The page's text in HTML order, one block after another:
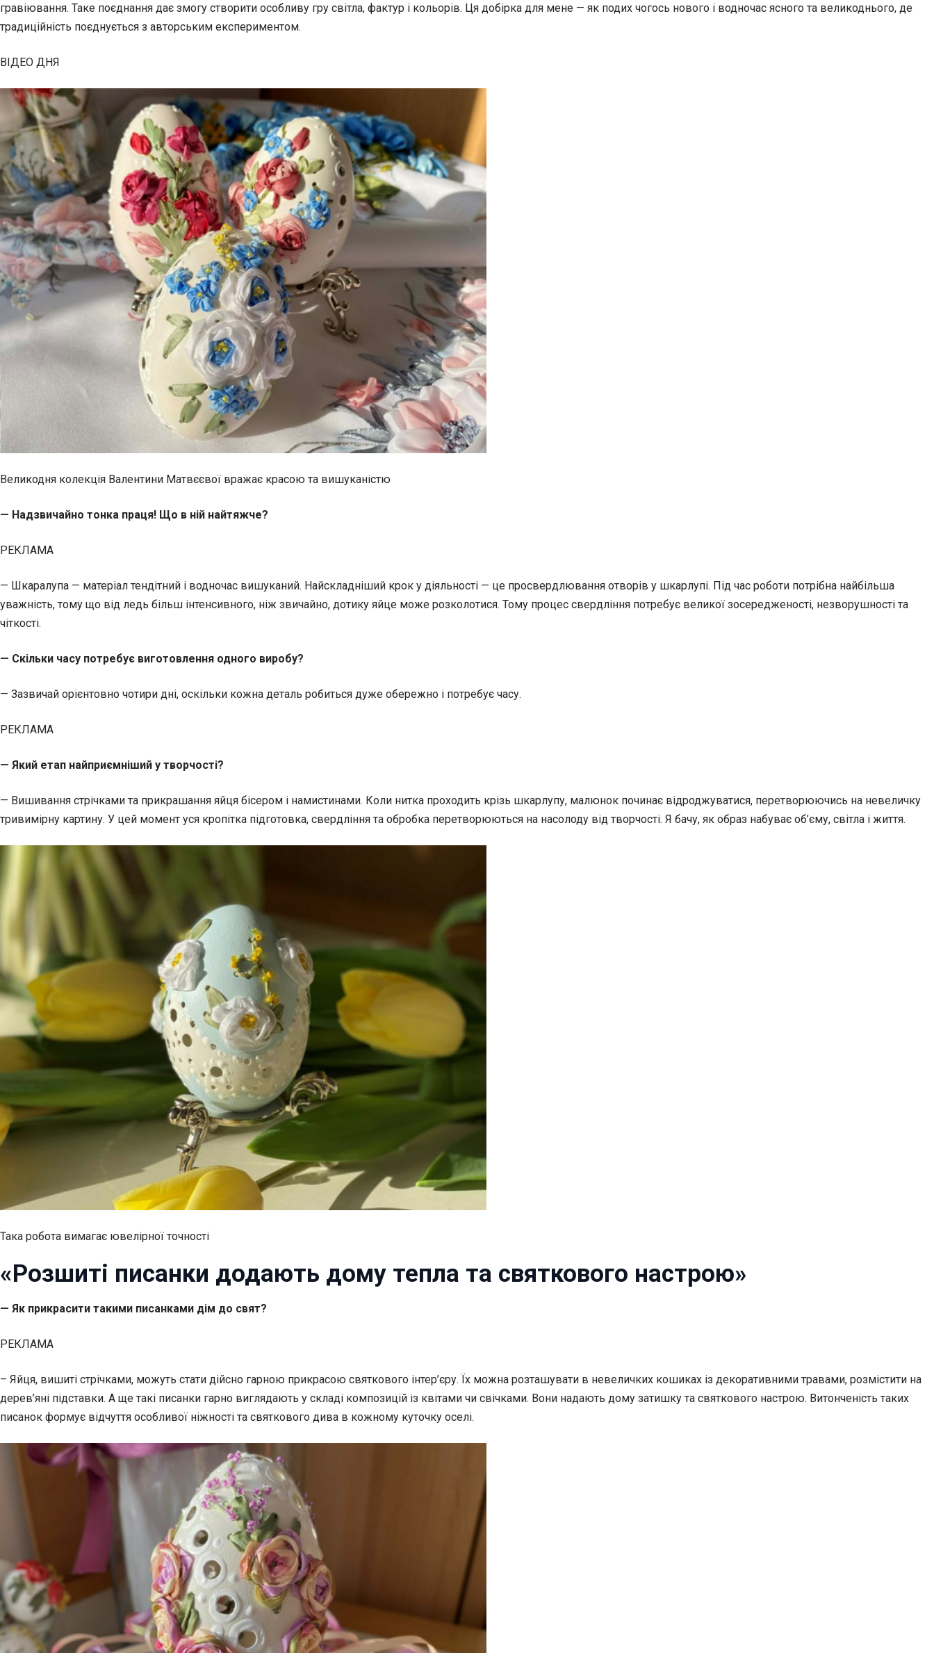
гравіювання. Таке поєднання дає змогу створити особливу гру світла, фактур і кольорів. Ця добірка для мене — як подих чогось нового і водночас ясного та великоднього, де
традиційність поєднується з авторським експериментом.
ВІДЕО ДНЯ
Великодня колекція Валентини Матвєєвої вражає красою та вишуканістю
— Надзвичайно тонка праця! Що в ній найтяжче?
РЕКЛАМА
— Шкаралупа — матеріал тендітний і водночас вишуканий. Найскладніший крок у діяльності — це просвердлювання отворів у шкарлупі. Під час роботи потрібна найбільша
уважність, тому що від ледь більш інтенсивного, ніж звичайно, дотику яйце може розколотися. Тому процес свердління потребує великої зосередженості, незворушності та
чіткості.
— Скільки часу потребує виготовлення одного виробу?
— Зазвичай орієнтовно чотири дні, оскільки кожна деталь робиться дуже обережно і потребує часу.
РЕКЛАМА
— Який етап найприємніший у творчості?
— Вишивання стрічками та прикрашання яйця бісером і намистинами. Коли нитка проходить крізь шкарлупу, малюнок починає відроджуватися, перетворюючись на невеличку
тривимірну картину. У цей момент уся кропітка підготовка, свердління та обробка перетворюються на насолоду від творчості. Я бачу, як образ набуває об’єму, світла і життя.
Така робота вимагає ювелірної точності
«Розшиті писанки додають дому тепла та святкового настрою»
— Як прикрасити такими писанками дім до свят?
РЕКЛАМА
– Яйця, вишиті стрічками, можуть стати дійсно гарною прикрасою святкового інтер’єру. Їх можна розташувати в невеличких кошиках із декоративними травами, розмістити на
дерев’яні підставки. А ще такі писанки гарно виглядають у складі композицій із квітами чи свічками. Вони надають дому затишку та святкового настрою. Витонченість таких
писанок формує відчуття особливої ніжності та святкового дива в кожному куточку оселі.